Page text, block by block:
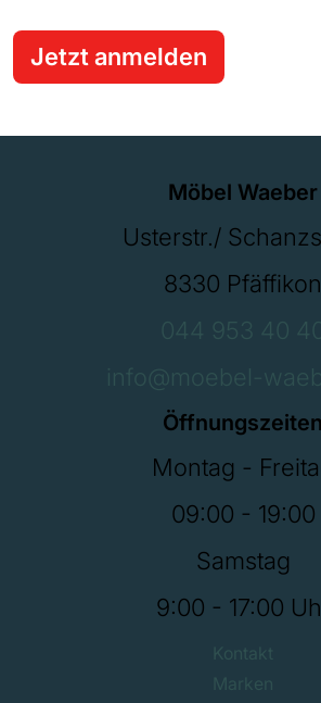
Jetzt anmelden
Möbel Waeber
Usterstr./
8330 Pfäffikon
044 953 40
info@moebel-
Öffnungszeiten
Montag -
09:00 - 19:00
Samstag
9:00 - 17:00
Kontakt
Marken